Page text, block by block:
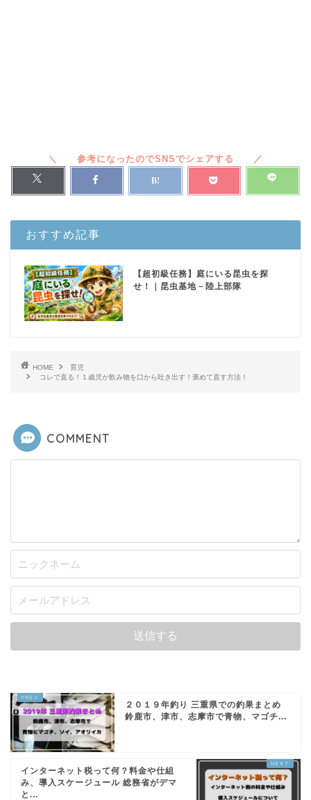
おすすめ記事
【超初級任務】庭にいる昆虫を探
せ！｜昆虫基地－陸上部隊
HOME
育児
コレで直る！１歳児が飲み物を口から吐き出す！褒めて直す方法！
COMMENT
２０１９年釣り 三重県での釣果まとめ
鈴鹿市、津市、志摩市で青物、マゴチ...
インターネット税って何？料金や仕組
み、導入スケージュール 総務省がデマ
と...